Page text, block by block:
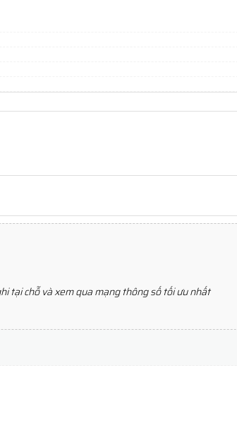
tại chỗ và xem qua mạng thông số tối ưu nhất